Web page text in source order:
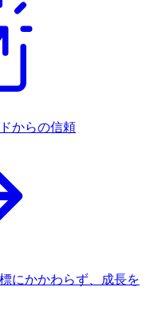
からの信頼
にかかわらず、成長を